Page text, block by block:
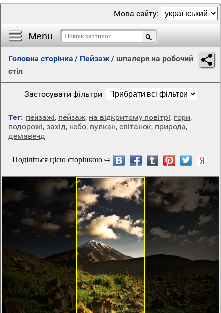
Menu
Мова сайту:
Головна сторінка / Пейзаж / шпалери на робочий
стіл
Застосувати фільтри
Тег: пейзажі, пейзаж, на відкритому повітрі, гори,
подорожі, захід, небо, вулкан, світанок, природа,
демавенд